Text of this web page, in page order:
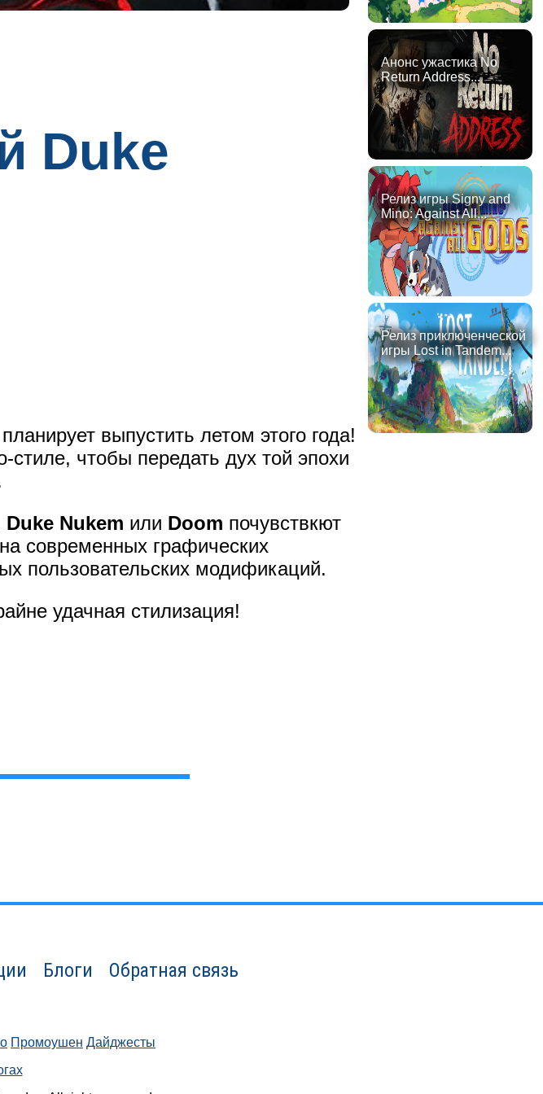
Duke
планирует выпустить летом этого года!
чтобы передать дух той эпохи
Duke Nukem или Doom почувствкют
современных графических
пользовательских модификаций.
удачная стилизация!
Анонс ужастика No
Return Address...
Релиз игры Signy and
Mino: Against All...
Релиз приключенческой
игры Lost in Tandem...
Блоги Обратная связь
Промоушен Дайджесты